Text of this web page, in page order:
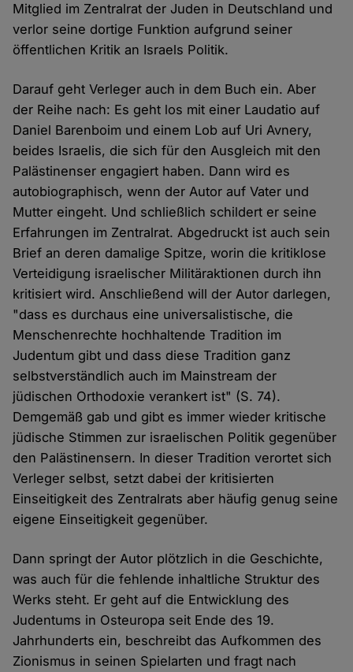
Mitglied im Zentralrat der Juden in Deutschland und
verlor seine dortige Funktion aufgrund seiner
öffentlichen Kritik an Israels Politik.
Darauf geht Verleger auch in dem Buch ein. Aber
der Reihe nach: Es geht los mit einer Laudatio auf
Daniel Barenboim und einem Lob auf Uri Avnery,
beides Israelis, die sich für den Ausgleich mit den
Palästinenser engagiert haben. Dann wird es
autobiographisch, wenn der Autor auf Vater und
Mutter eingeht. Und schließlich schildert er seine
Erfahrungen im Zentralrat. Abgedruckt ist auch sein
Brief an deren damalige Spitze, worin die kritiklose
Verteidigung israelischer Militäraktionen durch ihn
kritisiert wird. Anschließend will der Autor darlegen,
"dass es durchaus eine universalistische, die
Menschenrechte hochhaltende Tradition im
Judentum gibt und dass diese Tradition ganz
selbstverständlich auch im Mainstream der
jüdischen Orthodoxie verankert ist" (S. 74).
Demgemäß gab und gibt es immer wieder kritische
jüdische Stimmen zur israelischen Politik gegenüber
den Palästinensern. In dieser Tradition verortet sich
Verleger selbst, setzt dabei der kritisierten
Einseitigkeit des Zentralrats aber häufig genug seine
eigene Einseitigkeit gegenüber.
Dann springt der Autor plötzlich in die Geschichte,
was auch für die fehlende inhaltliche Struktur des
Werks steht. Er geht auf die Entwicklung des
Judentums in Osteuropa seit Ende des 19.
Jahrhunderts ein, beschreibt das Aufkommen des
Zionismus in seinen Spielarten und fragt nach